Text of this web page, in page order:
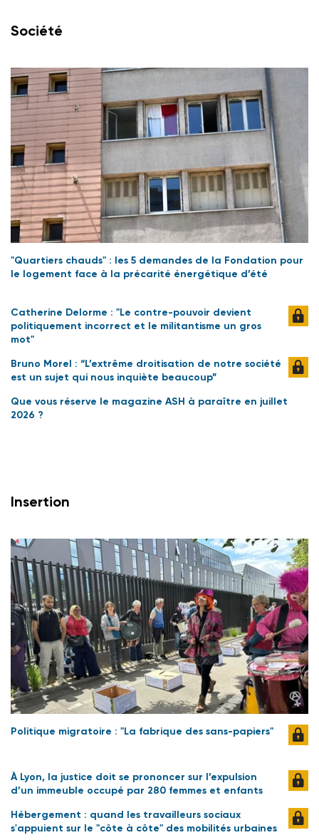
Société
"Quartiers chauds" : les 5 demandes de la Fondation pour
le logement face à la précarité énergétique d’été
Catherine Delorme : "Le contre-pouvoir devient
politiquement incorrect et le militantisme un gros
mot"
Bruno Morel : “L’extrême droitisation de notre société
est un sujet qui nous inquiète beaucoup”
Que vous réserve le magazine ASH à paraître en juillet
2026 ?
Insertion
Politique migratoire : "La fabrique des sans-papiers"
À Lyon, la justice doit se prononcer sur l’expulsion
d’un immeuble occupé par 280 femmes et enfants
Hébergement : quand les travailleurs sociaux
s'appuient sur le "côte à côte" des mobilités urbaines